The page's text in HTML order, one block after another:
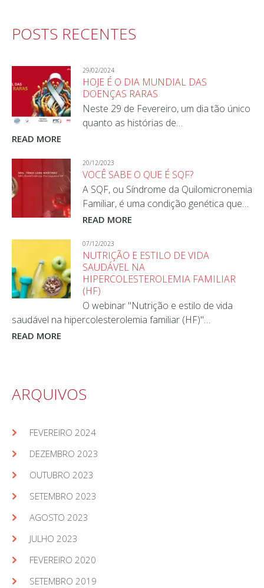
POSTS RECENTES
29/02/2024
HOJE É O DIA MUNDIAL DAS
DOENÇAS RARAS
Neste 29 de Fevereiro, um dia tão único
quanto as histórias de…
READ MORE
20/12/2023
VOCÊ SABE O QUE É SQF?
A SQF, ou Síndrome da Quilomicronemia
Familiar, é uma condição genética que…
READ MORE
07/12/2023
NUTRIÇÃO E ESTILO DE VIDA
SAUDÁVEL NA
HIPERCOLESTEROLEMIA FAMILIAR
(HF)
O webinar "Nutrição e estilo de vida
saudável na hipercolesterolemia familiar (HF)"…
READ MORE
ARQUIVOS
FEVEREIRO 2024
DEZEMBRO 2023
OUTUBRO 2023
SETEMBRO 2023
AGOSTO 2023
JULHO 2023
FEVEREIRO 2020
SETEMBRO 2019